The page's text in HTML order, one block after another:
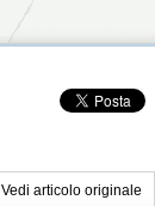
Vedi articolo originale